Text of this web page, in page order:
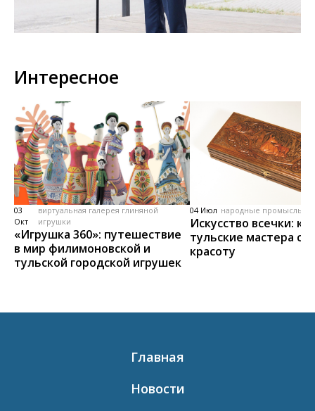
Интересное
03
Окт
виртуальная галерея глиняной
игрушки
«Игрушка 360»: путешествие
в мир филимоновской и
тульской городской игрушек
04 Июл народные промыслы,
Искусство всечки: как
тульские мастера
красоту
Главная
Новости